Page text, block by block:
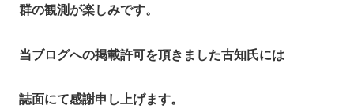
群の観測が楽しみです。
当ブログへの掲載許可を頂きました古知氏には
誌面にて感謝申し上げます。